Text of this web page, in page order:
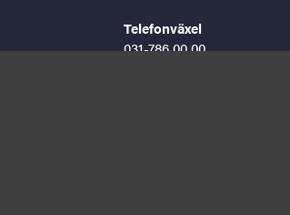
Telefonväxel
031-786 00 00